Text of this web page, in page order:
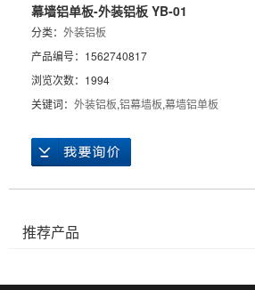
幕墙铝单板-外装铝板 YB-01
分类： 外装铝板
产品编号：1562740817
浏览次数：1994
关键词： 外装铝板,铝幕墙板,幕墙铝单板
推荐产品